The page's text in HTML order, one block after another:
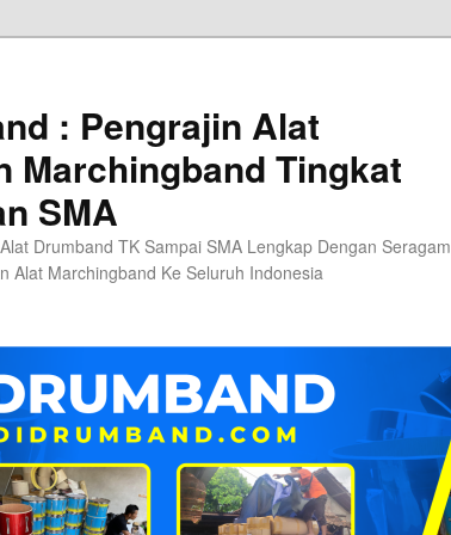
: Pengrajin Alat
Marchingband Tingkat
SMA
Drumband TK Sampai SMA Lengkap Dengan Seragam
Alat Marchingband Ke Seluruh Indonesia